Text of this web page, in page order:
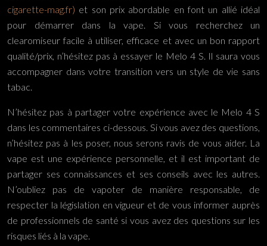
cigarette-mag.fr) et son prix abordable en font un allié idéal
pour démarrer dans la vape. Si vous recherchez un
clearomiseur facile à utiliser, efficace et avec un bon rapport
qualité/prix, n’hésitez pas à essayer le Melo 4 S. Il saura vous
accompagner dans votre transition vers un style de vie sans
tabac.
N’hésitez pas à partager votre expérience avec le Melo 4 S
dans les commentaires ci-dessous. Si vous avez des questions,
n’hésitez pas à les poser, nous serons ravis de vous aider. La
vape est une expérience personnelle, et il est important de
partager ses connaissances et ses conseils avec les autres.
N’oubliez pas de vapoter de manière responsable, de
respecter la législation en vigueur et de vous informer auprès
de professionnels de santé si vous avez des questions sur les
risques liés à la vape.